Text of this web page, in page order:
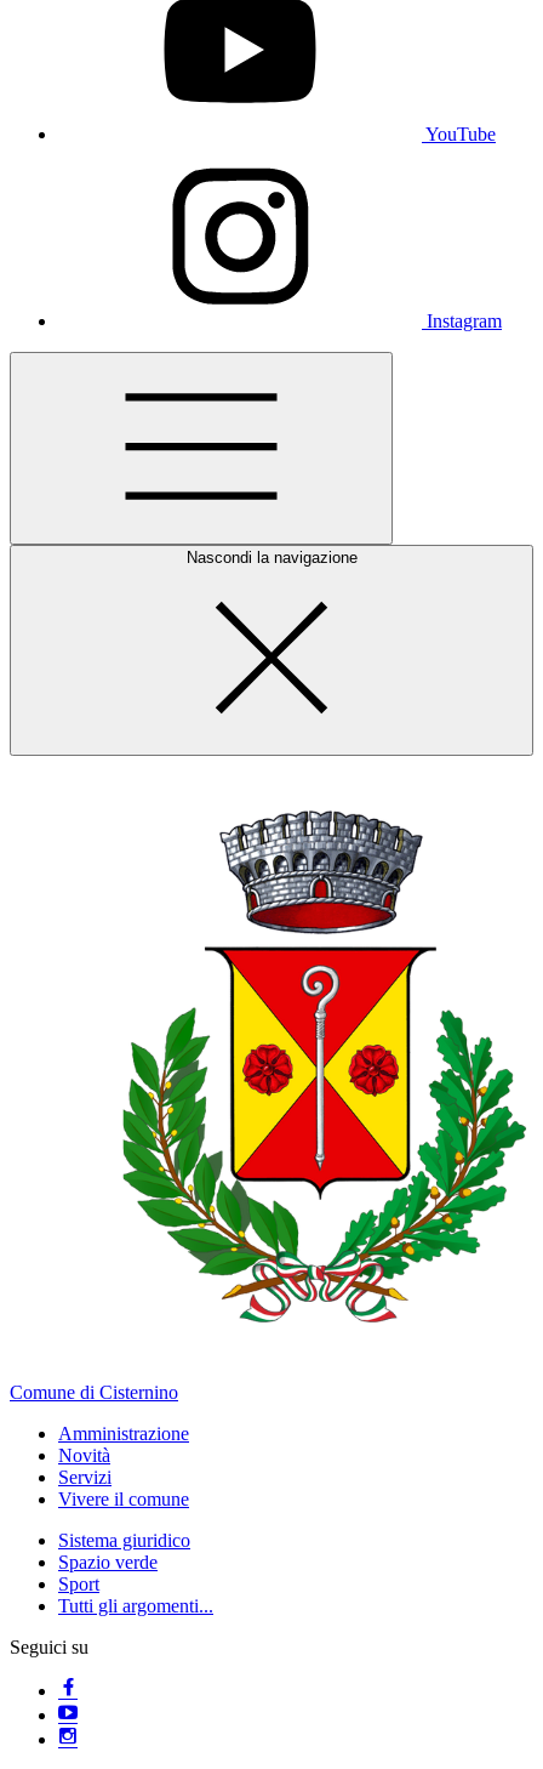
YouTube
Instagram
Nascondi la navigazione
Comune di Cisternino
Amministrazione
Novità
Servizi
Vivere il comune
Sistema giuridico
Spazio verde
Sport
Tutti gli argomenti...
Seguici su